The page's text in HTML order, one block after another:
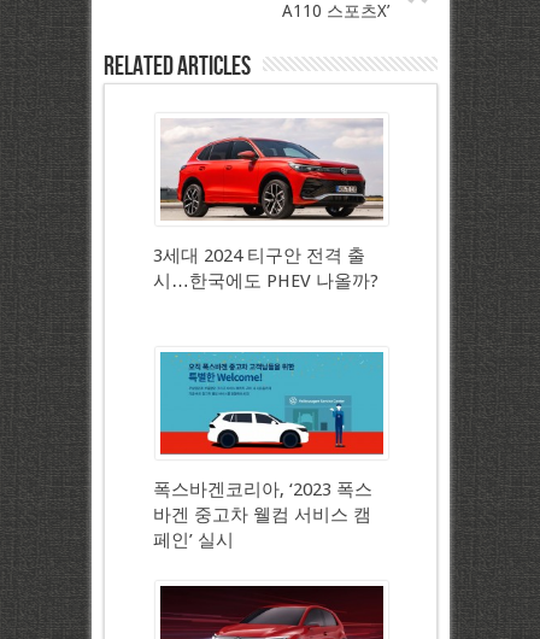
A110 스포츠X’
Related Articles
3세대 2024 티구안 전격 출
시…한국에도 PHEV 나올까?
폭스바겐코리아, ‘2023 폭스
바겐 중고차 웰컴 서비스 캠
페인’ 실시